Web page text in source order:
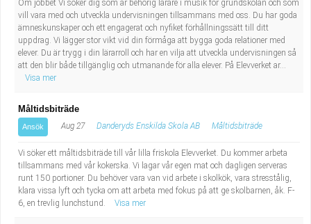
Industriell tillverkning
Installation, drift, underhåll
Kropps- och skönhetsvård
Kultur, media, design
Militärt arbete
Naturbruk
Behandlingsassistent/Socialpedagog
Tandsköterska
Budbilsförare
Tidningsbud/Tidningsdistributör
Lärare i fritidshem/Fritidspedagog
Taxiförare/Taxichaufför
Om jobbet Vi söker dig som är behörig lärare i musik för grundskolan och som
vill vara med och utveckla undervisningen tillsammans med oss. Du har goda
ämneskunskaper och ett engagerat och nyfiket förhållningssätt till ditt
uppdrag. Vi lägger stor vikt vid din förmåga att bygga goda relationer med
elever. Du är trygg i din lärarroll och har en vilja att utveckla undervisningen så
att den blir både tillgänglig och utmanande för alla elever. På Elevverket ar...
Visa mer
Måltidsbiträde
Ansök Aug 27 Danderyds Enskilda Skola AB Måltidsbiträde
Vi söker ett måltidsbiträde till vår lilla friskola Elevverket. Du kommer arbeta
tillsammans med vår kokerska. Vi lagar vår egen mat och dagligen serveras
runt 150 portioner. Du behöver vara van vid arbete i skolkök, vara stresstålig,
klara vissa lyft och tycka om att arbeta med fokus på att ge skolbarnen, åk. F-
6, en trevlig lunchstund.
Visa mer